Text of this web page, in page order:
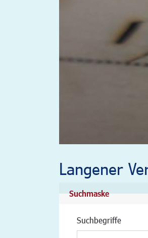
Langener
Suchmaske
Suchbegriffe